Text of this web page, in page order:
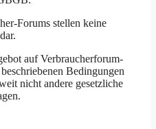
Forums stellen keine
auf Verbraucherforum-
Bedingungen
nicht andere gesetzliche